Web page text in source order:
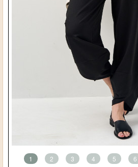
1 2 3 4 5 6